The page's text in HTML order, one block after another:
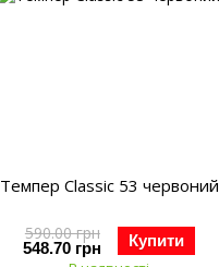
Темпер Classic 53 червоний
590.00 грн
548.70 грн Купити